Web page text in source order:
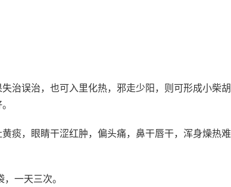
治误治，也可入里化热，邪走少阳，则可形成小柴胡
痰，眼睛干涩红肿，偏头痛，鼻干唇干，浑身燥热难
一天三次。